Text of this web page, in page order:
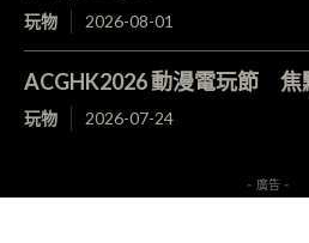
玩物 2026-08-01
ACGHK2026 動漫電玩節 焦
玩物 2026-07-24
- 廣告 -